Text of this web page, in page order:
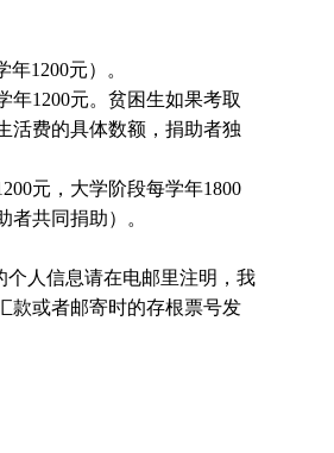
1200元）。
年1200元。贫困生如果考取
活费的具体数额，捐助者独
元，大学阶段每学年1800
共同捐助）。
人信息请在电邮里注明，我
款或者邮寄时的存根票号发